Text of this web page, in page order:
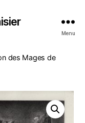
Menu
des Mages de